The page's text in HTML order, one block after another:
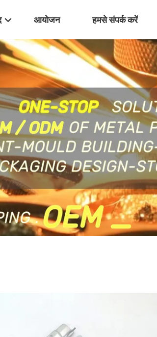
आयोजन हमसे संपर्क करें